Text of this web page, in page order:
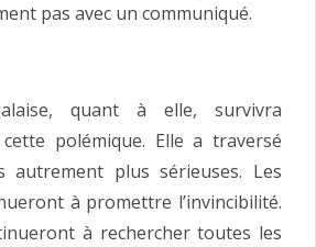
pas avec un communiqué.
quant à elle, survivra
polémique. Elle a traversé
autrement plus sérieuses. Les
à promettre l’invincibilité.
à rechercher toutes les